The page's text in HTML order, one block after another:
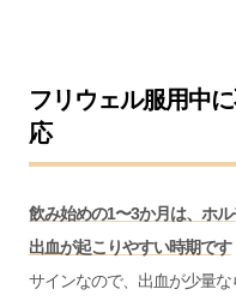
フリウェル服用中
応
飲み始めの1〜3か月は、ホ
出血が起こりやすい時期です
サインなので、出血が少量